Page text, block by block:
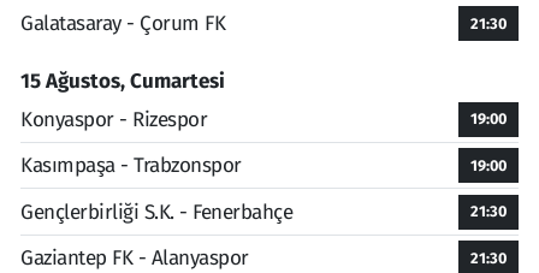
Galatasaray - Çorum FK
21:30
15 Ağustos, Cumartesi
Konyaspor - Rizespor
19:00
Kasımpaşa - Trabzonspor 19:00
Gençlerbirliği S.K. - Fenerbahçe 21:30
Gaziantep FK - Alanyaspor 21:30